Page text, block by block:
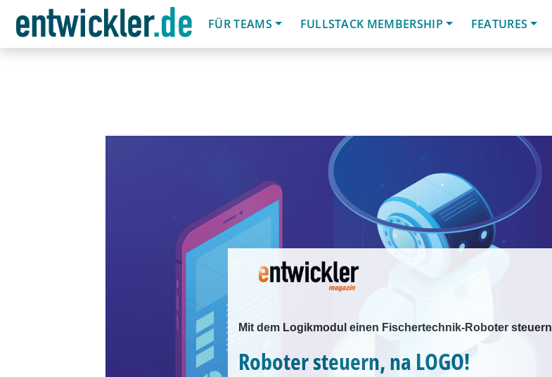
FÜR TEAMS
FULLSTACK MEMBERSHIP FEATURES
Mit dem Logikmodul einen Fischertechnik-Roboter steuern
Roboter steuern, na LOGO!